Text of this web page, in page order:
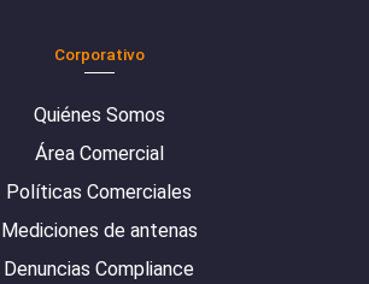
Corporativo
Quiénes Somos
Área Comercial
Políticas Comerciales
Mediciones de antenas
Denuncias Compliance